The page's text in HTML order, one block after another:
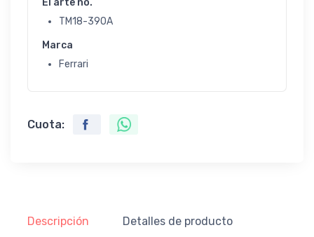
El arte no.
TM18-390A
Marca
Ferrari
Cuota:
Descripción Detalles de producto